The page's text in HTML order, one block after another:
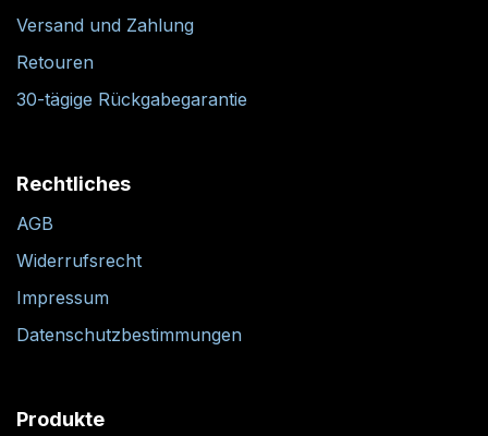
Versand und Zahlung
Retouren
30-tägige Rückgabegarantie
Rechtliches
AGB
Widerrufsrecht
Impressum
Datenschutzbestimmungen
Produkte